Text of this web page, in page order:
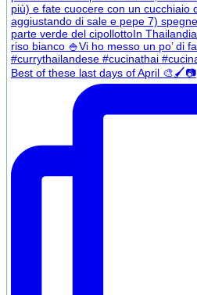
Best of these last days of April 🎨🖌️📷